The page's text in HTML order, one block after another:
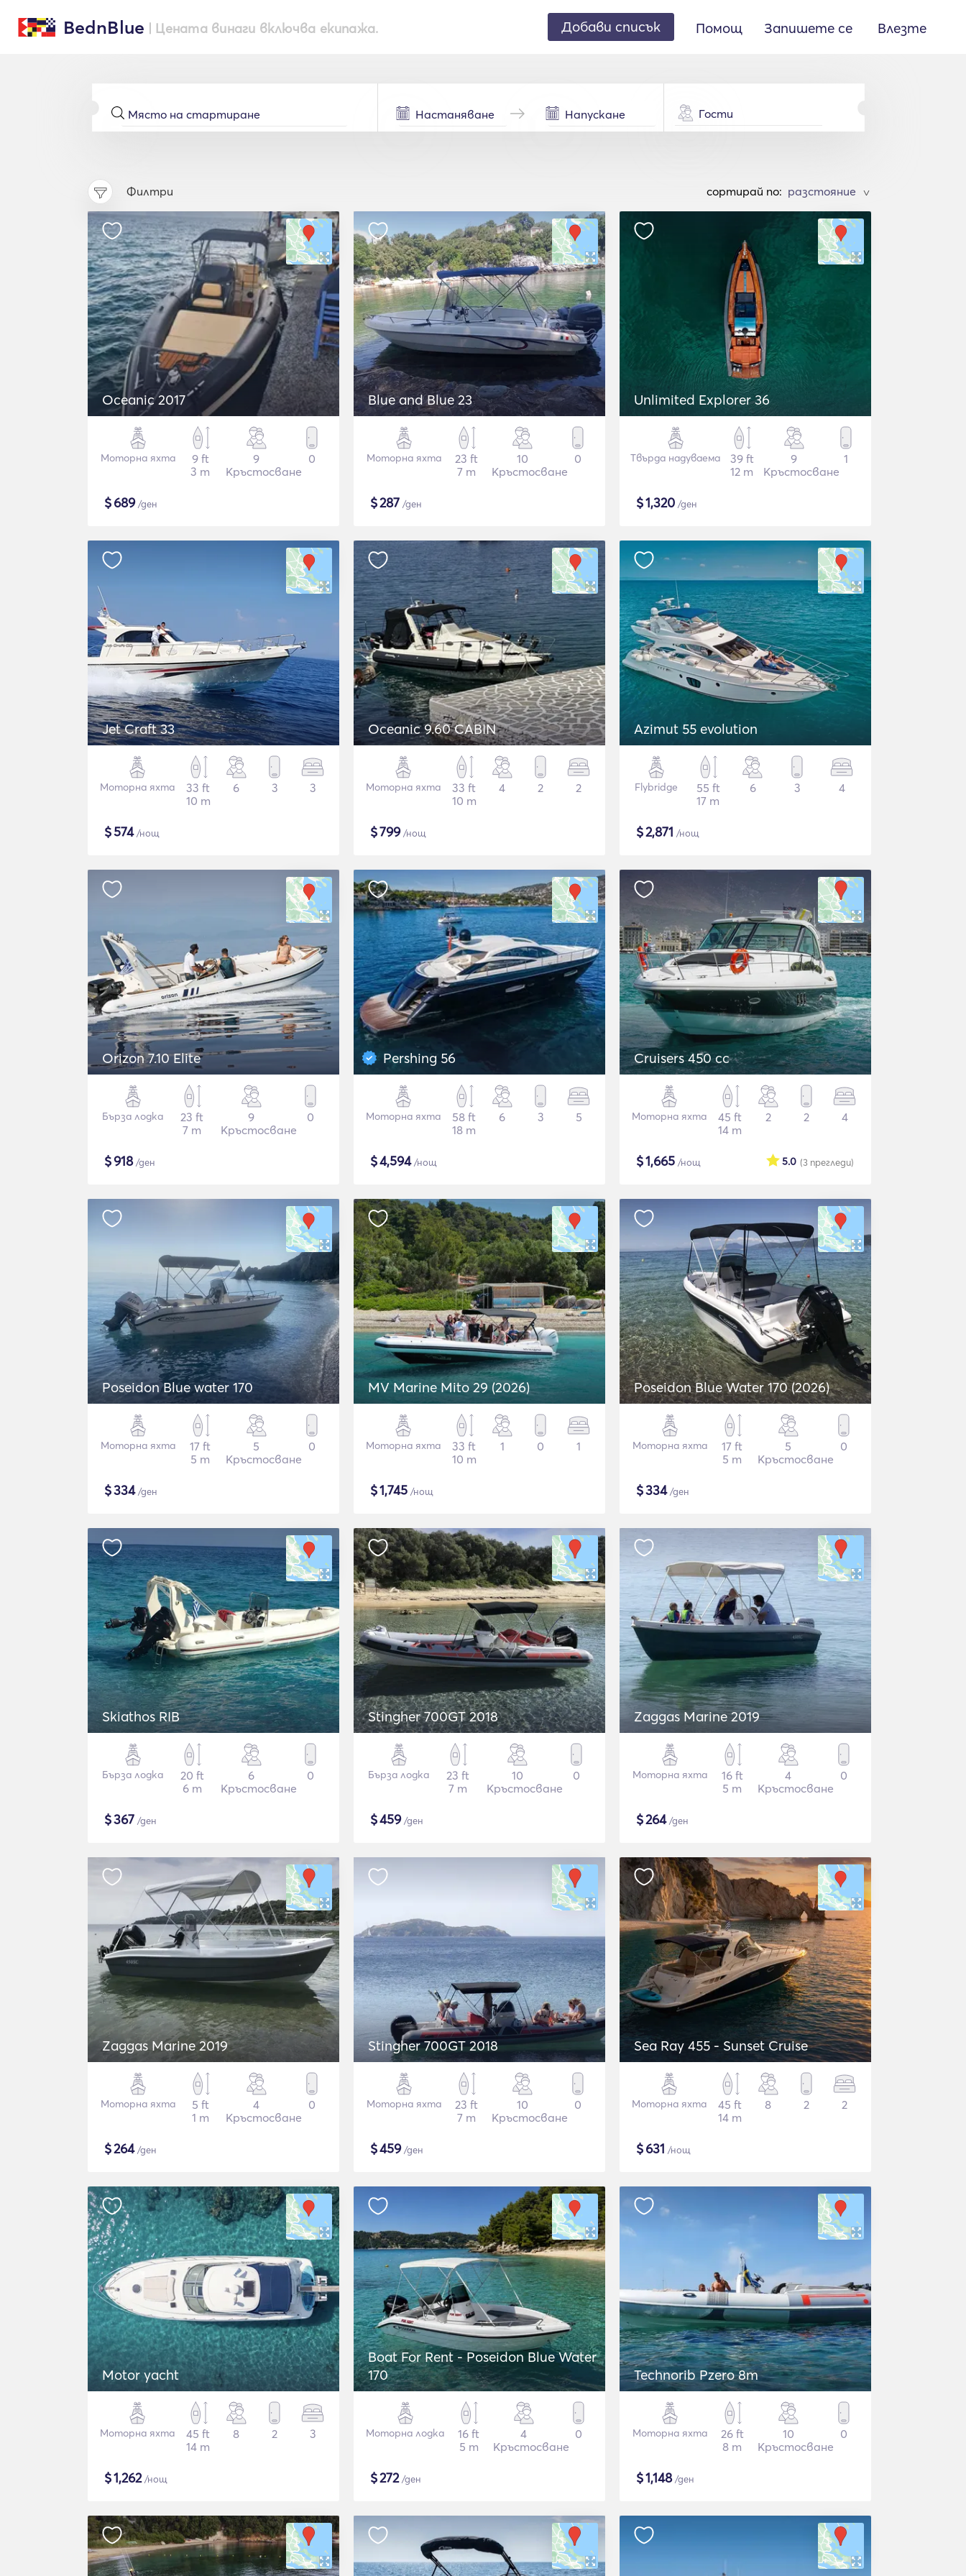
BednBlue | Цената винаги включва екипажа. Добави списък Помощ Запишете се Влезте
Гости
Филтри cортирай по: >
Oceanic 2017
Моторна яхта
9 ft
3 m
9
Кръстосване
0
$689/ден
Blue and Blue 23
Моторна яхта
23 ft
7 m
10
Кръстосване
0
$287 /ден
Unlimited Explorer 36
Твърда надуваема
39 ft
12 m
9
Кръстосване
1
$1,320 /ден
Jet Craft 33
Моторна яхта
33 ft
10 m
6 3 3
$574/нощ
Oceanic 9.60 CABIN
Моторна яхта
33 ft
10 m
4 2 2
$799/нощ
Azimut 55 evolution
Flybridge
55 ft
17 m
6 3 4
$2,871 /нощ
Orizon 7.10 Elite
Бърза лодка
23 ft
7 m
9
Кръстосване
0
$918/ден
Pershing 56
Моторна яхта
58 ft
18 m
6 3 5
$4,594/нощ
Cruisers 450 cc
Моторна яхта
45 ft
14 m
2 2 4
$1,665 /нощ (3 прегледи)
5.0
Poseidon Blue water 170
Моторна яхта
17 ft
5 m
5
Кръстосване
0
$334/ден
MV Marine Mito 29 (2026)
Моторна яхта
33 ft
10 m
1 0 1
$1,745 /нощ
Poseidon Blue Water 170 (2026)
Моторна яхта
17 ft
5 m
5
Кръстосване
0
$334/ден
Skiathos RIB
Бърза лодка
20 ft
6 m
6
Кръстосване
0
$367 /ден
Stingher 700GT 2018
Бърза лодка
23 ft
7 m
10
Кръстосване
0
$459/ден
Zaggas Marine 2019
Моторна яхта
16 ft
5 m
4
Кръстосване
0
$264/ден
Zaggas Marine 2019
Моторна яхта
5 ft
1 m
4
Кръстосване
0
$264/ден
Stingher 700GT 2018
Моторна яхта
23 ft
7 m
10
Кръстосване
0
$459/ден
Sea Ray 455 - Sunset Cruise
Моторна яхта
45 ft
14 m
8 2 2
$631 /нощ
Motor yacht
Моторна яхта
45 ft
14 m
8 2 3
$1,262/нощ
Boat For Rent - Poseidon Blue Water
170
Моторна лодка
16 ft
5 m
4
Кръстосване
0
$272/ден
Technorib Pzero 8m
Моторна яхта
26 ft
8 m
10
Кръстосване
0
$1,148/ден